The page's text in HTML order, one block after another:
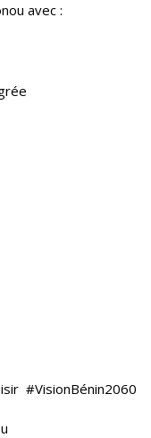
avec :
#VisionBénin2060